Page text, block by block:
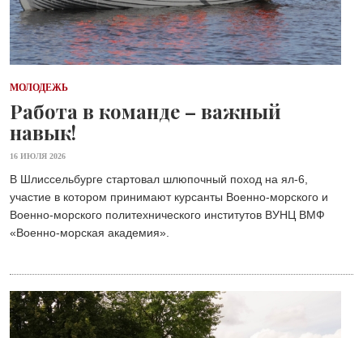
МОЛОДЕЖЬ
Работа в команде – важный
навык!
16 ИЮЛЯ 2026
В Шлиссельбурге стартовал шлюпочный поход на ял-6,
участие в котором принимают курсанты Военно-морского и
Военно-морского политехнического институтов ВУНЦ ВМФ
«Военно-морская академия».